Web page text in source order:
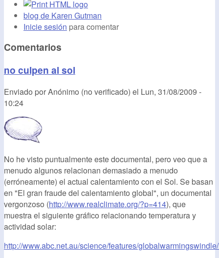
blog de Karen Gutman
Inicie sesión para comentar
Comentarios
no culpen al sol
Enviado porAnónimo (no verificado) el Lun, 31/08/2009 -
10:24
No he visto puntualmente este documental, pero veo que a
menudo algunos relacionan demasiado a menudo
(erróneamente) el actual calentamiento con el Sol. Se basan
en "El gran fraude del calentamiento global", un documental
vergonzoso (http://www.realclimate.org/?p=414), que
muestra el siguiente gráfico relacionando temperatura y
actividad solar:
http://www.abc.net.au/science/features/